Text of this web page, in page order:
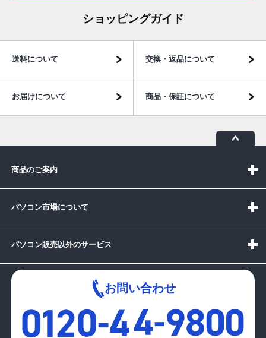
ショッピングガイド
送料について 交換・返品について
お届けについて 商品・保証について
商品のご案内
パソコン市場について
パソコン販売以外のサービス
お問い合わせ